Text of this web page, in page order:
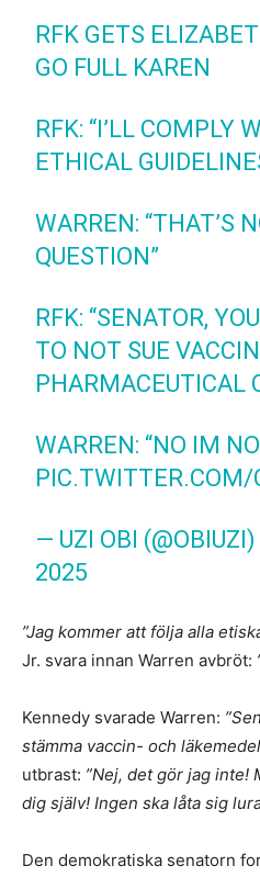
RFK GETS
GO FULL KAREN
RFK: “I’LL COMPLY
ETHICAL
WARREN: “THAT’S
QUESTION”
RFK: “SENATOR,
TO NOT SUE
PHARMACEUTICAL
WARREN: “NO IM
— UZI OBI (@OBIUZI)
2025
”Jag kommer att följa alla
Jr. svara innan Warren avbröt:
Kennedy svarade Warren:
stämma vaccin- och
utbrast: ”Nej, det gör jag inte!
dig själv! Ingen ska låta sig
Den demokratiska senatorn